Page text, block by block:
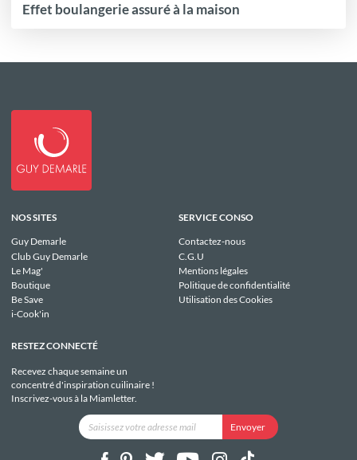
Effet boulangerie assuré à la maison
NOS SITES
Guy Demarle
Club Guy Demarle
Le Mag'
Boutique
Be Save
i-Cook'in
SERVICE CONSO
Contactez-nous
C.G.U
Mentions légales
Politique de confidentialité
Utilisation des Cookies
RESTEZ CONNECTÉ
Recevez chaque semaine un
concentré d'inspiration cuilinaire !
Inscrivez-vous à la Miamletter.